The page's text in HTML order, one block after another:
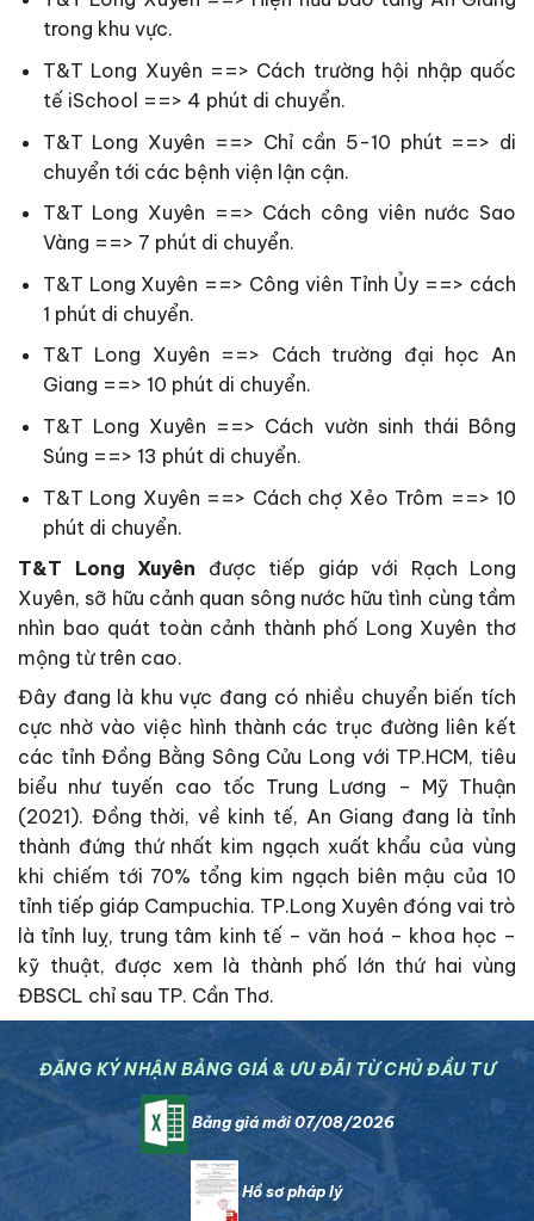
trong khu vực.
T&T Long Xuyên ==> Cách trường hội nhập quốc
tế iSchool ==> 4 phút di chuyển.
T&T Long Xuyên ==> Chỉ cần 5-10 phút ==> di
chuyển tới các bệnh viện lận cận.
T&T Long Xuyên ==> Cách công viên nước Sao
Vàng ==> 7 phút di chuyển.
T&T Long Xuyên ==> Công viên Tỉnh Ủy ==> cách
1 phút di chuyển.
T&T Long Xuyên ==> Cách trường đại học An
Giang ==> 10 phút di chuyển.
T&T Long Xuyên ==> Cách vườn sinh thái Bông
Súng ==> 13 phút di chuyển.
T&T Long Xuyên ==> Cách chợ Xẻo Trôm ==> 10
phút di chuyển.
T&T Long Xuyên được tiếp giáp với Rạch Long
Xuyên, sỡ hữu cảnh quan sông nước hữu tình cùng tầm
nhìn bao quát toàn cảnh thành phố Long Xuyên thơ
mộng từ trên cao.
Đây đang là khu vực đang có nhiều chuyển biến tích
cực nhờ vào việc hình thành các trục đường liên kết
các tỉnh Đồng Bằng Sông Cửu Long với TP.HCM, tiêu
biểu như tuyến cao tốc Trung Lương – Mỹ Thuận
(2021). Đồng thời, về kinh tế, An Giang đang là tỉnh
thành đứng thứ nhất kim ngạch xuất khẩu của vùng
khi chiếm tới 70% tổng kim ngạch biên mậu của 10
tỉnh tiếp giáp Campuchia. TP.Long Xuyên đóng vai trò
là tỉnh luỵ, trung tâm kinh tế – văn hoá – khoa học –
kỹ thuật, được xem là thành phố lớn thứ hai vùng
ĐBSCL chỉ sau TP. Cần Thơ.
ĐĂNG KÝ NHẬN BẢNG GIÁ & ƯU ĐÃI TỪ CHỦ ĐẦU TƯ
Bảng giá mới 07/08/2026
Hồ sơ pháp lý